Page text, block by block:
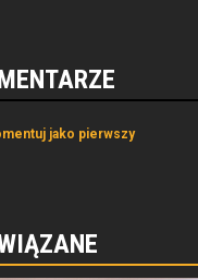
jako pierwszy